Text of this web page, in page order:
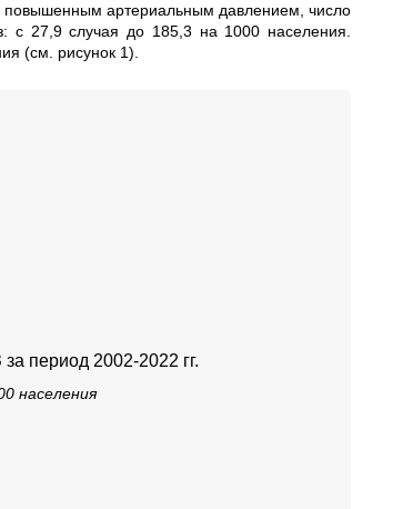
артериальным давлением, число
с 27,9 случая до 185,3 на 1000 населения.
(см. рисунок 1).
период 2002-2022 гг.
населения